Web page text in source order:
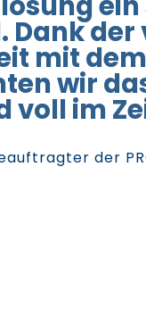
Dank
mit
wir
voll im
der